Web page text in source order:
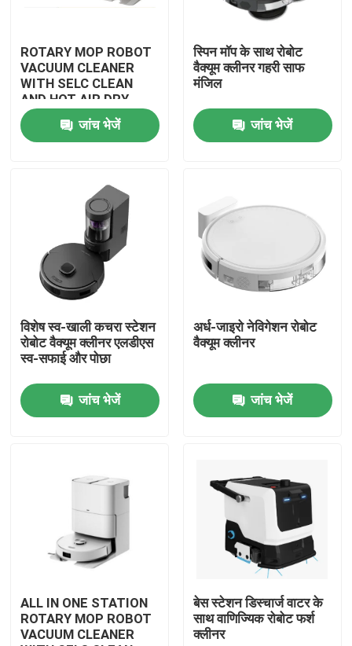
वीडियो
हमारे बारे में
कारखाना भ्रमण
एक उद्धरण का अनुरोध करें
रोबोट वैक्यूम क्लीनर
ROTARY MOP ROBOT
VACUUM CLEANER
WITH SELC CLEAN
AND HOT AIR DRY
MOP
जांच भेजें
स्पिन मॉप के साथ रोबोट
वैक्यूम क्लीनर गहरी साफ
मंजिल
जांच भेजें
विशेष स्व-खाली कचरा स्टेशन
रोबोट वैक्यूम क्लीनर एलडीएस
स्व-सफाई और पोछा
जांच भेजें
अर्ध-जाइरो नेविगेशन रोबोट
वैक्यूम क्लीनर
जांच भेजें
ALL IN ONE STATION
ROTARY MOP ROBOT
VACUUM CLEANER
बेस स्टेशन डिस्चार्ज वाटर के
साथ वाणिज्यिक रोबोट फर्श
क्लीनर